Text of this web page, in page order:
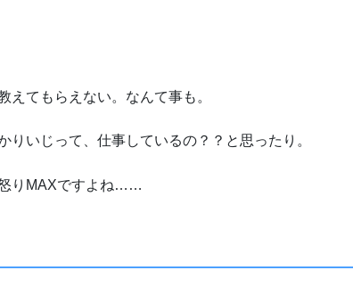
えてもらえない。なんて事も。
いじって、仕事しているの？？と思ったり。
りMAXですよね……